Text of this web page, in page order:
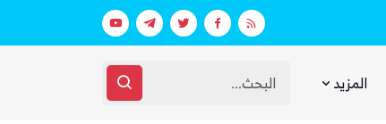
الصمت السعودي والتردد الحكومي.. أسئلة يطرحها اليمنيون وسط التصعيد الحوثي الأخير
المزيد